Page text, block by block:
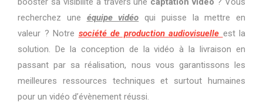
recherchez une équipe vidéo qui puisse la mettre en
valeur ? Notre société de production audiovisuelle est la
solution. De la conception de la vidéo à la livraison en
passant par sa réalisation, nous vous garantissons les
meilleures ressources techniques et surtout humaines
pour un vidéo d’évènement réussi.